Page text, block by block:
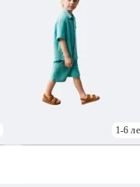
1-6